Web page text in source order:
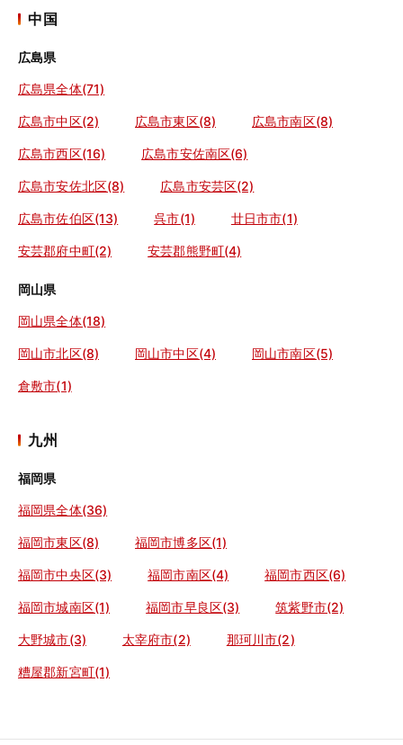
中国
広島県
広島県全体(71)
広島市中区(2) 広島市東区(8) 広島市南区(8)
広島市西区(16) 広島市安佐南区(6)
広島市安佐北区(8) 広島市安芸区(2)
広島市佐伯区(13) 呉市(1) 廿日市市(1)
安芸郡府中町(2) 安芸郡熊野町(4)
岡山県
岡山県全体(18)
岡山市北区(8) 岡山市中区(4) 岡山市南区(5)
倉敷市(1)
九州
福岡県
福岡県全体(36)
福岡市東区(8) 福岡市博多区(1)
福岡市中央区(3) 福岡市南区(4) 福岡市西区(6)
福岡市城南区(1) 福岡市早良区(3) 筑紫野市(2)
大野城市(3) 太宰府市(2) 那珂川市(2)
糟屋郡新宮町(1)